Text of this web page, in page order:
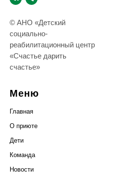
© АНО «Детский
социально-
реабилитационный центр
«Счастье дарить
счастье»
Меню
Главная
О приюте
Дети
Команда
Новости